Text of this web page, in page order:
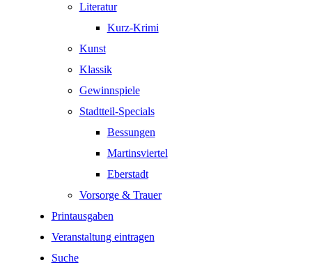
Literatur
Kurz-Krimi
Kunst
Klassik
Gewinnspiele
Stadtteil-Specials
Bessungen
Martinsviertel
Eberstadt
Vorsorge & Trauer
Printausgaben
Veranstaltung eintragen
Suche